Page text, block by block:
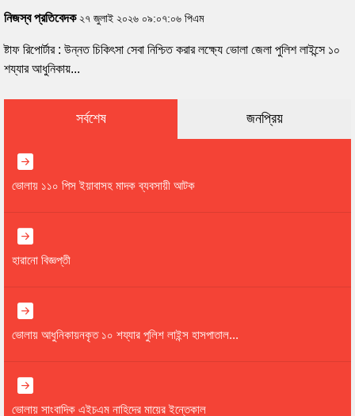
নিজস্ব প্রতিবেদক ২৭ জুলাই ২০২৬ ০৯:০৭:০৬ পিএম
ষ্টাফ রিপোর্টার : উন্নত চিকিৎসা সেবা নিশ্চিত করার লক্ষ্যে ভোলা জেলা পুলিশ লাইন্সে ১০
শয্যার আধুনিকায়...
সর্বশেষ জনপ্রিয়
ভোলায় ১১০ পিস ইয়াবাসহ মাদক ব্যবসায়ী আটক
হারানো বিজ্ঞপ্তী
ভোলায় আধুনিকায়নকৃত ১০ শয্যার পুলিশ লাইন্স হাসপাতাল...
ভোলায় সাংবাদিক এইচএম নাহিদের মায়ের ইন্তেকাল